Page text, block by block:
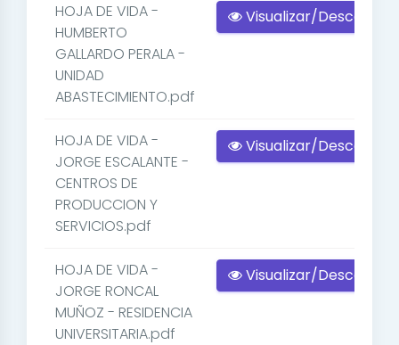
HOJA DE VIDA -
HUMBERTO
GALLARDO PERALA -
UNIDAD
ABASTECIMIENTO.pdf
Visualizar/Descargar
HOJA DE VIDA -
JORGE ESCALANTE -
CENTROS DE
PRODUCCION Y
SERVICIOS.pdf
Visualizar/Descargar
HOJA DE VIDA -
JORGE RONCAL
MUÑOZ - RESIDENCIA
UNIVERSITARIA.pdf
Visualizar/Descargar